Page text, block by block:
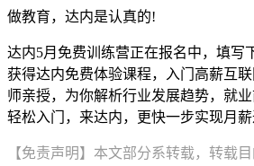
做教育，达内是认真的!
达内5月免费训练营正在报名中，填写
获得达内免费体验课程，入门高薪互
师亲授，为你解析行业发展趋势，就业
轻松入门，来达内，更快一步实现月
【免责声明】本文部分系转载，转载